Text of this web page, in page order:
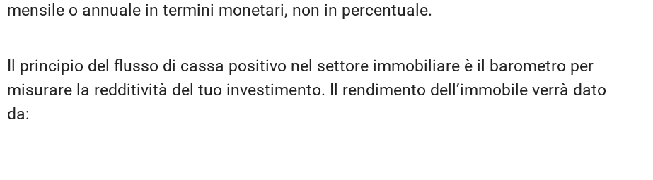
mensile o annuale in termini monetari, non in percentuale.
Il principio del flusso di cassa positivo nel settore immobiliare è il barometro per
misurare la redditività del tuo investimento. Il rendimento dell’immobile verrà dato
da: